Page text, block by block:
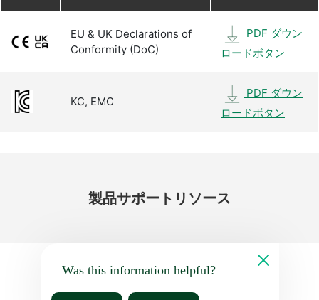
EU & UK Declarations of
Conformity (DoC)
PDF ダウン
ロードボタン
KC, EMC
PDF ダウン
ロードボタン
製品サポート リソース
Was this information helpful?